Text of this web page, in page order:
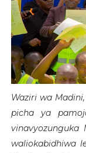
Waziri wa
picha ya
waliokabidhiwa